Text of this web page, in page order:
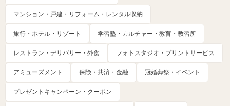
マンション・戸建・リフォーム・レンタル収納
旅行・ホテル・リゾート 学習塾・カルチャー・教育・教習所
レストラン・デリバリー・外食 フォトスタジオ・プリントサービス
アミューズメント 保険・共済・金融 冠婚葬祭・イベント
プレゼントキャンペーン・クーポン